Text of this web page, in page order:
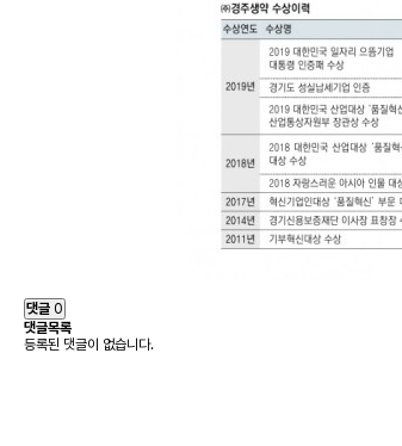
댓글 0
댓글목록
등록된 댓글이 없습니다.